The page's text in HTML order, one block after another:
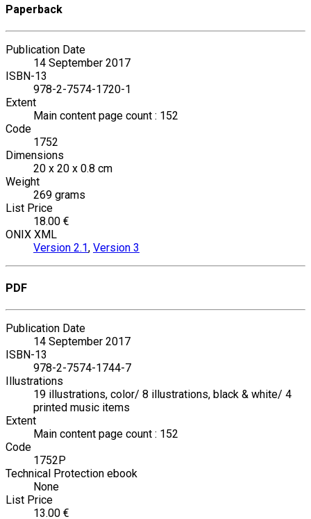
Paperback
Publication Date
14 September 2017
ISBN-13
978-2-7574-1720-1
Extent
Main content page count : 152
Code
1752
Dimensions
20 x 20 x 0.8 cm
Weight
269 grams
List Price
18.00 €
ONIX XML
Version 2.1, Version 3
PDF
Publication Date
14 September 2017
ISBN-13
978-2-7574-1744-7
Illustrations
19 illustrations, color/ 8 illustrations, black & white/ 4
printed music items
Extent
Main content page count : 152
Code
1752P
Technical Protection ebook
None
List Price
13.00 €